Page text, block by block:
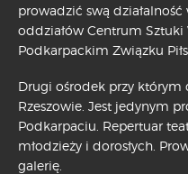
prowadzić swą
oddziałów Centrum Sztuki
Podkarpackim Związku
Drugi ośrodek przy którym
Rzeszowie. Jest jedynym
Podkarpaciu. Repertuar
młodzieży i dorosłych.
galerię.